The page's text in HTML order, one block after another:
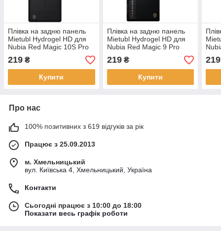
Плівка на задню панель
Mietubl Hydrogel HD для
Nubia Red Magic 10S Pro
Plus
219 ₴
Купити
Плівка на задню панель
Mietubl Hydrogel HD для
Nubia Red Magic 9 Pro
Plus
219₴
Купити
219
Про нас
100% позитивних з 619 відгуків за рік
Працює з 25.09.2013
м. Хмельницький
вул. Київська 4, Хмельницький, Україна
Контакти
Сьогодні працює з 10:00 до 18:00
Показати весь графік роботи